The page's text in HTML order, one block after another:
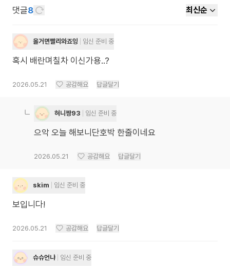
댓글8 최신순
올거면빨리와죠잉 임신 준비 중
혹시 배란며칠차 이신가용..?
2026.05.21 공감해요 답글달기
혀니짱93 임신 준비 중
으악 오늘 해보니단호박 한줄이네요
2026.05.21 공감해요 답글달기
skim 임신 준비 중
보입니다!
2026.05.21 공감해요 답글달기
슈슈언냐 임신 준비 중